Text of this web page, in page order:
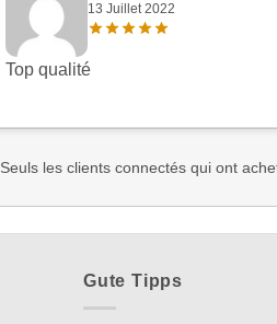
13 Juillet 2022
Top qualité
Seuls les clients connectés qui ont
Gute Tipps